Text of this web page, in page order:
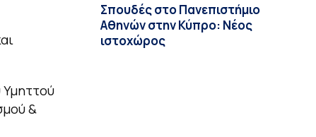
Υμηττού
&
Σπουδές στο Πανεπιστήμιο
Αθηνών στην Κύπρο: Νέος
ιστοχώρος